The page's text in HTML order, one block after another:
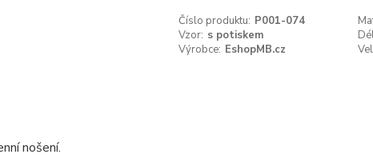
Číslo produktu: P001-074
Vzor: s potiskem
Výrobce: EshopMB.cz
nošení.